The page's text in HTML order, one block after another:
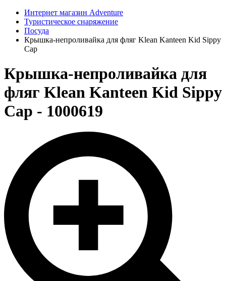
Интернет магазин Adventure
Туристическое снаряжение
Посуда
Крышка-непроливайка для фляг Klean Kanteen Kid Sippy
Cap
Крышка-непроливайка для
фляг Klean Kanteen Kid Sippy
Cap - 1000619